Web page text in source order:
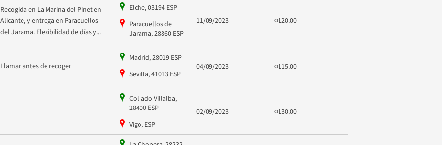
Recogida en La Marina del Pinet en
Alicante, y entrega en Paracuellos
del Jarama. Flexibilidad de días y...
Elche, 03194 ESP
Paracuellos de
Jarama, 28860 ESP
11/09/2023 ¤120.00
Llamar antes de recoger
Madrid, 28019 ESP
Sevilla, 41013 ESP
04/09/2023 ¤115.00
Collado Villalba,
28400 ESP
Vigo, ESP
02/09/2023 ¤130.00